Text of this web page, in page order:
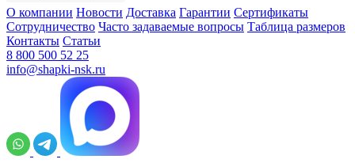
О компании Новости Доставка Гарантии Сертификаты
Сотрудничество Часто задаваемые вопросы Таблица размеров
Контакты Статьи
8 800 500 52 25
info@shapki-nsk.ru